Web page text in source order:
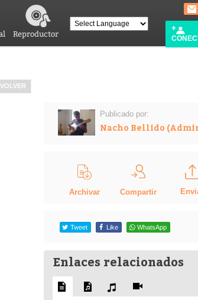
Reproductor
VOLVER
Publicado por:
Nacho Bellido
Archivar Compartir
Tweet Like WhatsApp
Enlaces relacionados